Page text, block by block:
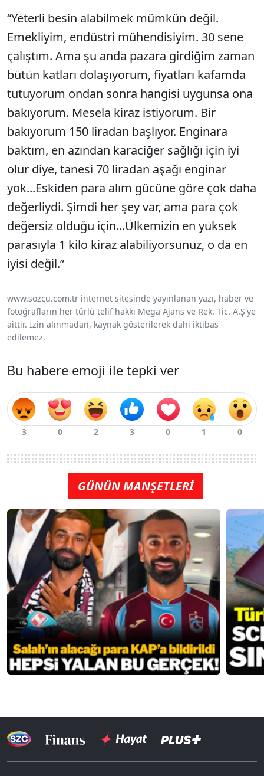
“Yeterli besin alabilmek mümkün değil.
Emekliyim, endüstri mühendisiyim. 30 sene
çalıştım. Ama şu anda pazara girdiğim zaman
bütün katları dolaşıyorum, fiyatları kafamda
tutuyorum ondan sonra hangisi uygunsa ona
bakıyorum. Mesela kiraz istiyorum. Bir
bakıyorum 150 liradan başlıyor. Enginara
baktım, en azından karaciğer sağlığı için iyi
olur diye, tanesi 70 liradan aşağı enginar
yok...Eskiden para alım gücüne göre çok daha
değerliydi. Şimdi her şey var, ama para çok
değersiz olduğu için...Ülkemizin en yüksek
parasıyla 1 kilo kiraz alabiliyorsunuz, o da en
iyisi değil.”
www.sozcu.com.tr internet sitesinde yayınlanan yazı, haber ve
fotoğrafların her türlü telif hakkı Mega Ajans ve Rek. Tic. A.Ş'ye
aittir. İzin alınmadan, kaynak gösterilerek dahi iktibas
edilemez.
Bu habere emoji ile tepki ver
GÜNÜN MANŞETLERİ